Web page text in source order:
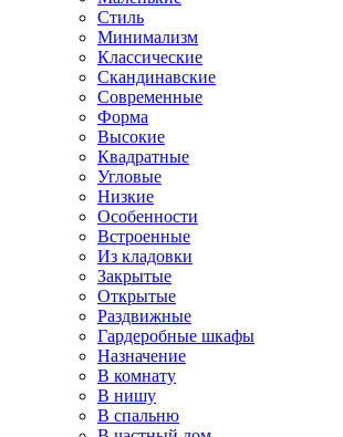
Стиль
Минимализм
Классические
Скандинавские
Современные
Форма
Высокие
Квадратные
Угловые
Низкие
Особенности
Встроенные
Из кладовки
Закрытые
Открытые
Раздвижные
Гардеробные шкафы
Назначение
В комнату
В нишу
В спальню